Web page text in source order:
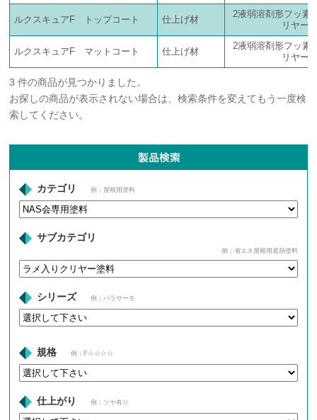
ルクスキュアF トップコート 仕上げ材
2液弱溶剤形フッ素
リヤー
ルクスキュアF マットコート 仕上げ材
2液弱溶剤形フッ素
リヤー
3 件の商品が見つかりました。
お探しの商品が表示されない場合は、検索条件を変えてもう一度検
索してください。
カテゴリ 例：屋根用塗料
サブカテゴリ
例：省エネ屋根用遮熱塗料
シリーズ 例：パラサーモ
規格 例：F☆☆☆☆
仕上がり 例：ツヤ有り